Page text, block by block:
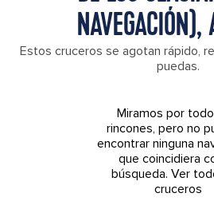
NAVEGACIÓN),
Estos cruceros se agotan rápido,
puedas.
Miramos por
rincones, pero no
encontrar ninguna
que coincidiera
búsqueda. Ver
cruceros